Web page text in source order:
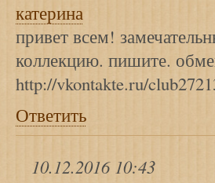
катерина
привет всем!
коллекцию. пишите.
http://vkontakte.ru/
Ответить
10.12.2016 10:43